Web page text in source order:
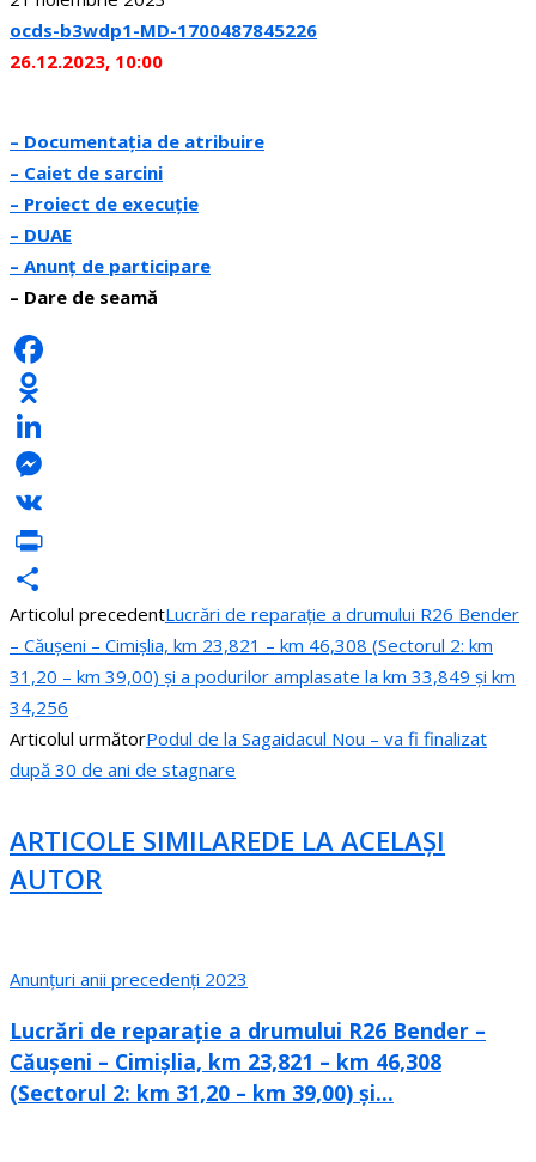
ocds-b3wdp1-MD-1700487845226
26.12.2023, 10:00
– Documentația de atribuire
– Caiet de sarcini
– Proiect de execuție
– DUAE
– Anunț de participare
– Dare de seamă
Facebook
Odnoklassniki
LinkedIn
Messenger
VK
PrintFriendly
Partajează
Articolul precedentLucrări de reparație a drumului R26 Bender
– Căușeni – Cimișlia, km 23,821 – km 46,308 (Sectorul 2: km
31,20 – km 39,00) și a podurilor amplasate la km 33,849 și km
34,256
Articolul următorPodul de la Sagaidacul Nou – va fi finalizat
după 30 de ani de stagnare
ARTICOLE SIMILAREDE LA ACELAȘI
AUTOR
Anunțuri anii precedenți 2023
Lucrări de reparație a drumului R26 Bender –
Căușeni – Cimișlia, km 23,821 – km 46,308
(Sectorul 2: km 31,20 – km 39,00) și...